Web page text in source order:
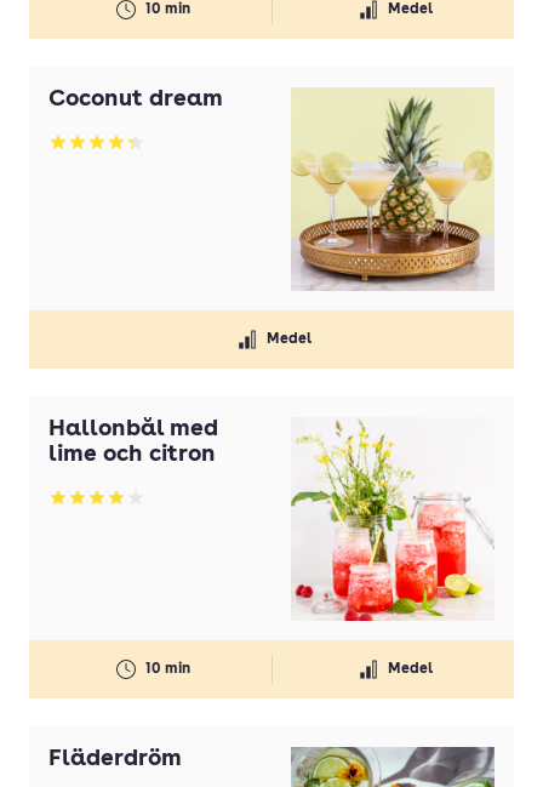
10 min Medel
Coconut dream
Betyg: 4.26 av 5
Medel
Hallonbål med
lime och citron
Betyg: 3.94 av 5
10 min Medel
Fläderdröm